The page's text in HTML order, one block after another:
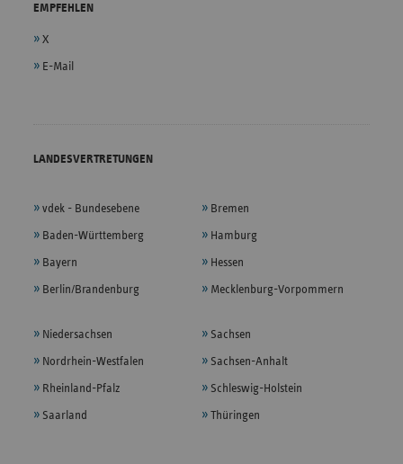
EMPFEHLEN
X
E-Mail
LANDESVERTRETUNGEN
vdek - Bundesebene
Baden-Württemberg
Bayern
Berlin/Brandenburg
Bremen
Hamburg
Hessen
Mecklenburg-Vorpommern
Niedersachsen
Nordrhein-Westfalen
Rheinland-Pfalz
Saarland
Sachsen
Sachsen-Anhalt
Schleswig-Holstein
Thüringen